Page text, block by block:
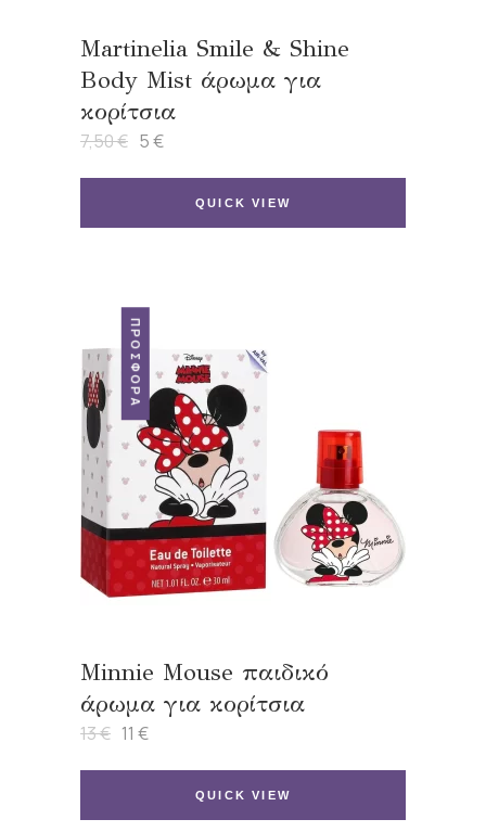
Martinelia Smile & Shine
Body Mist άρωμα για
κορίτσια
7,50€Original
was:
5€
Η
τιμή
QUICK VIEW
ΠΡΟΣΦΟΡΆ
Minnie Mouse παιδικό
άρωμα για κορίτσια
13€ Original
was:
11 €
τιμή
QUICK VIEW